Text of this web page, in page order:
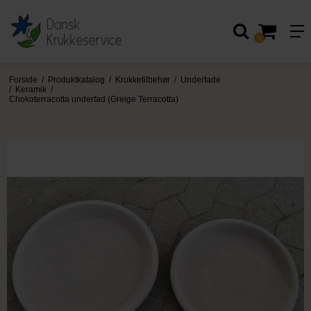
0
Forside / Produktkatalog / Krukketilbehør / Underfade
/ Keramik /
Chokoterracotta underfad (Greige Terracotta)